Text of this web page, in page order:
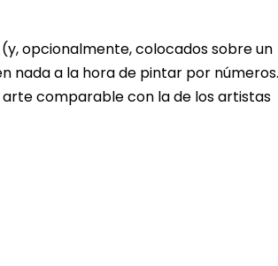
opcionalmente, colocados sobre un
nada a la hora de pintar por números.
comparable con la de los artistas